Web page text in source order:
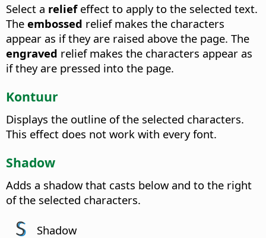
Select a reliefeffect to apply to the selected text.
The embossed relief makes the characters
appear as if they are raised above the page. The
engraved relief makes the characters appear as
if they are pressed into the page.
Kontuur
Displays the outline of the selected characters.
This effect does not work with every font.
Shadow
Adds a shadow that casts below and to the right
of the selected characters.
Shadow